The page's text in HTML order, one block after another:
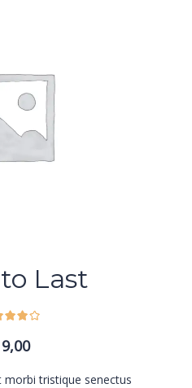
Last
9,00
morbi tristique senectus